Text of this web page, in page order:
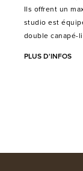
Ils offrent un
studio est
double canapé-
PLUS D'INFOS